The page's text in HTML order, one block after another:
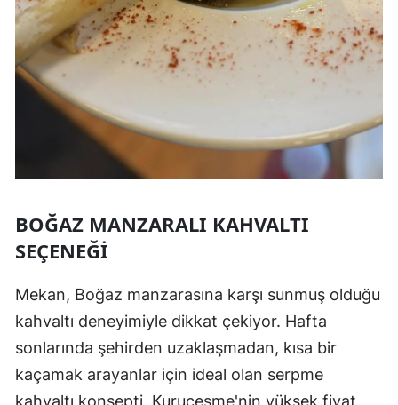
BOĞAZ MANZARALI KAHVALTI
SEÇENEĞI
Mekan, Boğaz manzarasına karşı sunmuş olduğu
kahvaltı deneyimiyle dikkat çekiyor. Hafta
sonlarında şehirden uzaklaşmadan, kısa bir
kaçamak arayanlar için ideal olan serpme